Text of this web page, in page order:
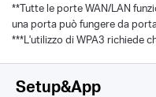
**Tutte le porte WAN/LAN
una porta può fungere da
***L'utilizzo di WPA3 richiede
Setup&App